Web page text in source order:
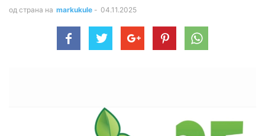
од страна на markukule - 04.11.2025